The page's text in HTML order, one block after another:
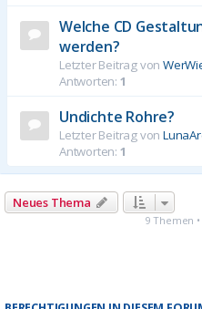
Welche CD
werden?
Letzter Beitrag von
Antworten: 1
Undichte Rohre?
Letzter Beitrag von
Antworten: 1
Neues Thema
9 Themen